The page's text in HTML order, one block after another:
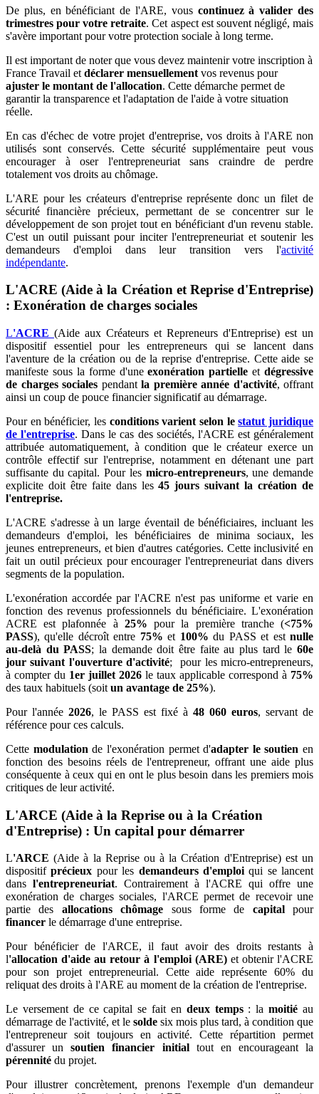
De plus, en bénéficiant de l'ARE, vous continuez à valider des
trimestres pour votre retraite. Cet aspect est souvent négligé, mais
s'avère important pour votre protection sociale à long terme.
Il est important de noter que vous devez maintenir votre inscription à
France Travail et déclarer mensuellement vos revenus pour
ajuster le montant de l'allocation. Cette démarche permet de
garantir la transparence et l'adaptation de l'aide à votre situation
réelle.
En cas d'échec de votre projet d'entreprise, vos droits à l'ARE non
utilisés sont conservés. Cette sécurité supplémentaire peut vous
encourager à oser l'entrepreneuriat sans craindre de perdre
totalement vos droits au chômage.
L'ARE pour les créateurs d'entreprise représente donc un filet de
sécurité financière précieux, permettant de se concentrer sur le
développement de son projet tout en bénéficiant d'un revenu stable.
C'est un outil puissant pour inciter l'entrepreneuriat et soutenir les
demandeurs d'emploi dans leur transition vers l'activité
indépendante.
L'ACRE (Aide à la Création et Reprise d'Entreprise)
: Exonération de charges sociales
L'ACRE (Aide aux Créateurs et Repreneurs d'Entreprise) est un
dispositif essentiel pour les entrepreneurs qui se lancent dans
l'aventure de la création ou de la reprise d'entreprise. Cette aide se
manifeste sous la forme d'uneexonération partielleet dégressive
de charges sociales pendantla première année d'activité, offrant
ainsi un coup de pouce financier significatif au démarrage.
Pour en bénéficier, les conditions varient selon lestatut juridique
de l'entreprise. Dans le cas des sociétés, l'ACRE est généralement
attribuée automatiquement, à condition que le créateur exerce un
contrôle effectif sur l'entreprise, notamment en détenant une part
suffisante du capital. Pour les micro-entrepreneurs, une demande
explicite doit être faite dans les45 jours suivant la création de
l'entreprise.
L'ACRE s'adresse à un large éventail de bénéficiaires, incluant les
demandeurs d'emploi, les bénéficiaires de minima sociaux, les
jeunes entrepreneurs, et bien d'autres catégories. Cette inclusivité en
fait un outil précieux pour encourager l'entrepreneuriat dans divers
segments de la population.
L'exonération accordée par l'ACRE n'est pas uniforme et varie en
fonction des revenus professionnels du bénéficiaire. L'exonération
ACRE est plafonnée à 25% pour la première tranche (<75%
PASS), qu'elle décroît entre 75% et 100% du PASS et estnulle
au‑delà du PASS; la demande doit être faite au plus tard le60e
jour suivant l'ouverture d'activité; pour les micro‑entrepreneurs,
à compter du 1er juillet 2026 le taux applicable correspond à 75%
des taux habituels (soit un avantage de 25%).
Pour l'année 2026, le PASS est fixé à 48 060 euros, servant de
référence pour ces calculs.
Cette modulation de l'exonération permet d'adapter le soutien en
fonction des besoins réels de l'entrepreneur, offrant une aide plus
conséquente à ceux qui en ont le plus besoin dans les premiers mois
critiques de leur activité.
L'ARCE (Aide à la Reprise ou à la Création
d'Entreprise) : Un capital pour démarrer
L'ARCE (Aide à la Reprise ou à la Création d'Entreprise) est un
dispositifprécieux pour les demandeurs d'emploiqui se lancent
dans l'entrepreneuriat. Contrairement à l'ACRE qui offre une
exonération de charges sociales, l'ARCE permet de recevoir une
partie des allocations chômage sous forme de capital pour
financer le démarrage d'une entreprise.
Pour bénéficier de l'ARCE, il faut avoir des droits restants à
l'allocation d'aide au retour à l'emploi (ARE) et obtenir l'ACRE
pour son projet entrepreneurial. Cette aide représente 60% du
reliquat des droits à l'ARE au moment de la création de l'entreprise.
Le versement de ce capital se fait endeux temps: lamoitiéau
démarrage de l'activité, et le solde six mois plus tard, à condition que
l'entrepreneur soit toujours en activité. Cette répartition permet
d'assurer unsoutien financier initial tout en encourageant la
pérennité du projet.
Pour illustrer concrètement, prenons l'exemple d'un demandeur